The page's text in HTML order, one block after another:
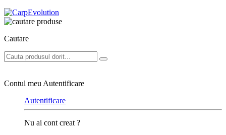
Cautare
Contul meu Autentificare
Autentificare
Nu ai cont creat ?